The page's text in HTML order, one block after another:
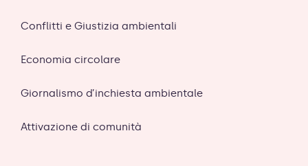
Conflitti e Giustizia ambientali
Economia circolare
Giornalismo d’inchiesta ambientale
Attivazione di comunità